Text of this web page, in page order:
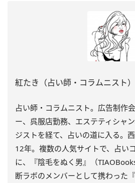
紅たき（占い師・コラムニスト）
占い師・コラムニスト。広告制作
ー、呉服店勤務、エステティシャ
ジストを経て、占いの道に入る。
12年。複数の人気サイトで、占い
に、『陰毛をぬく男』（TIAOBooks
断ラボのメンバーとして携わった『